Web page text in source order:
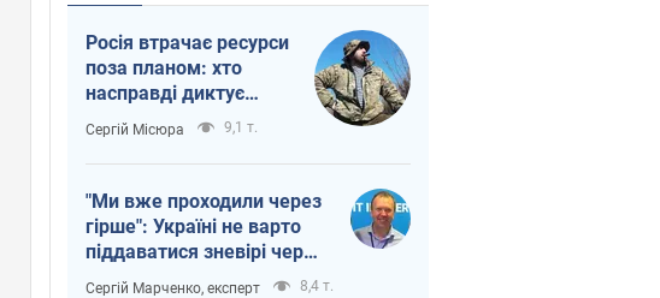
Росія втрачає ресурси
поза планом: хто
насправді диктує
темп війни
Сергій Місюра 9,1 т.
"Ми вже проходили через
гірше": Україні не варто
піддаватися зневірі через
ракетний терор
Сергій Марченко, експерт 8,4 т.